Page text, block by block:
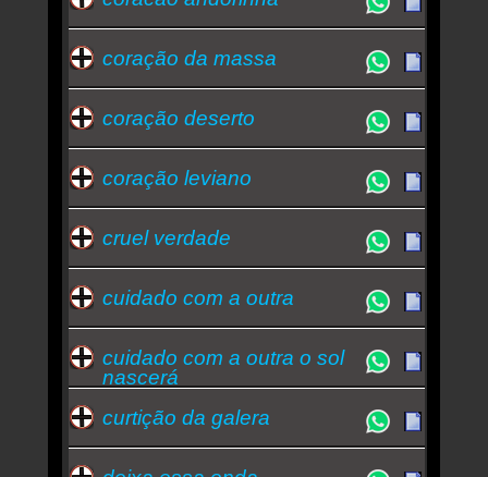
coração da massa
coração deserto
coração leviano
cruel verdade
cuidado com a outra
cuidado com a outra o sol
nascerá
curtição da galera